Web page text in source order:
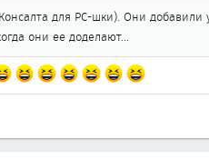
для РС-шки). Они
они ее доделают...